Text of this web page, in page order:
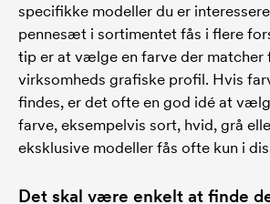
specifikke modeller du er
pennesæt i sortimentet fås i flere
tip er at vælge en farve der matcher
virksomheds grafiske profil. Hvis
findes, er det ofte en god idé at
farve, eksempelvis sort, hvid, grå
eksklusive modeller fås ofte kun i
Det skal være enkelt at finde